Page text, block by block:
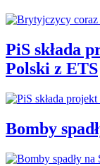
PiS składa
Polski z ETS
Bomby